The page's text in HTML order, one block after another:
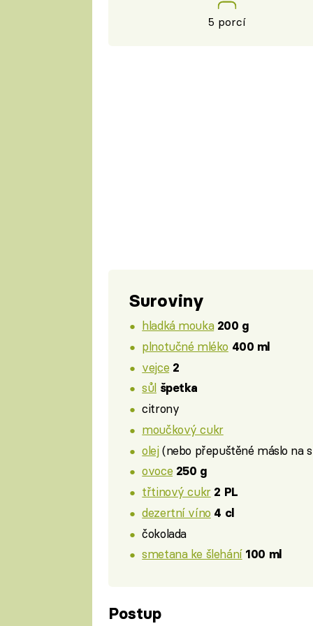
5 porcí
Suroviny
hladká mouka 200 g
plnotučné mléko 400 ml
vejce 2
sůl špetka
citrony
moučkový cukr
olej(nebo přepuštěné máslo na
ovoce 250 g
třtinový cukr 2 PL
dezertní víno 4 cl
čokolada
smetana ke šlehání 100 ml
Postup